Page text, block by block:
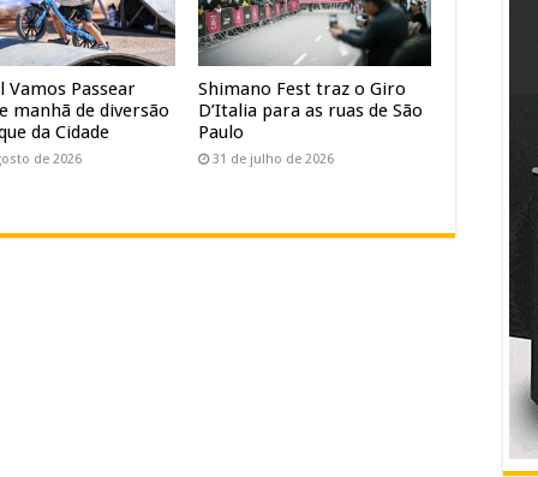
Vamos Passear
manhã de diversão
da Cidade
de 2026
Shimano Fest traz o Giro
D’Italia para as ruas de São
Paulo
31 de julho de 2026